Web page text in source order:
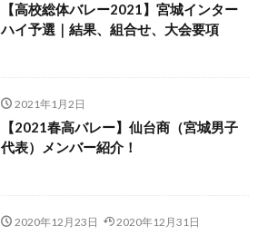
【高校総体バレー2021】宮城インター
ハイ予選｜結果、組合せ、大会要項
2021年1月2日
【2021春高バレー】仙台商（宮城男子
代表）メンバー紹介！
2020年12月23日 2020年12月31日